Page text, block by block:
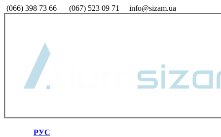
(066) 398 73 66 (067) 523 09 71 info@sizam.ua
РУС